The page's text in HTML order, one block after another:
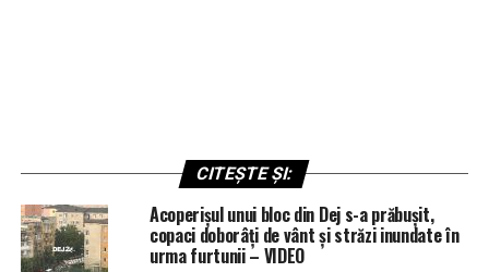
CITEȘTE ȘI:
Acoperișul unui bloc din Dej s-a prăbușit,
copaci doborâți de vânt și străzi inundate în
urma furtunii – VIDEO